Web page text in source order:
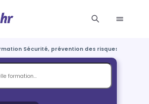
Sécurité, prévention des risques et qualité